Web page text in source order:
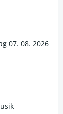
07. 08. 2026